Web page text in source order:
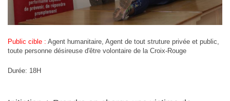
Public cible : Agent humanitaire, Agent de tout struture privée et public,
toute personne désireuse d'être volontaire de la Croix-Rouge
Durée: 18H